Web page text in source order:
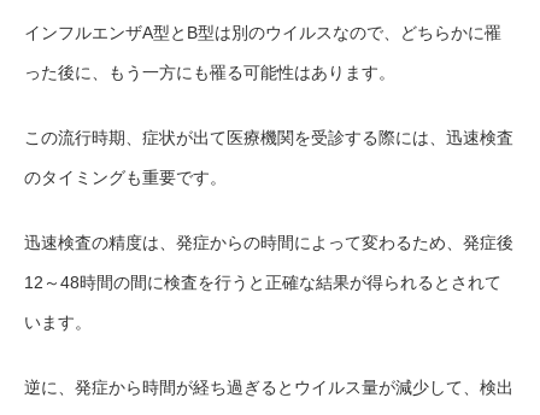
インフルエンザA型とB型は別のウイルスなので、どちらかに罹
った後に、もう一方にも罹る可能性はあります。
この流行時期、症状が出て医療機関を受診する際には、迅速検査
のタイミングも重要です。
迅速検査の精度は、発症からの時間によって変わるため、発症後
12～48時間の間に検査を行うと正確な結果が得られるとされて
います。
逆に、発症から時間が経ち過ぎるとウイルス量が減少して、検出